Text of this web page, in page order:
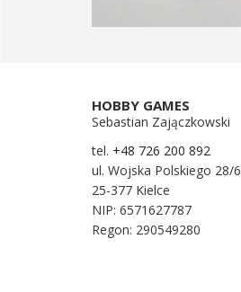
HOBBY GAMES
Sebastian Zajączkowski
tel. +48 726 200 892
ul. Wojska Polskiego 28/6
25-377 Kielce
NIP: 6571627787
Regon: 290549280